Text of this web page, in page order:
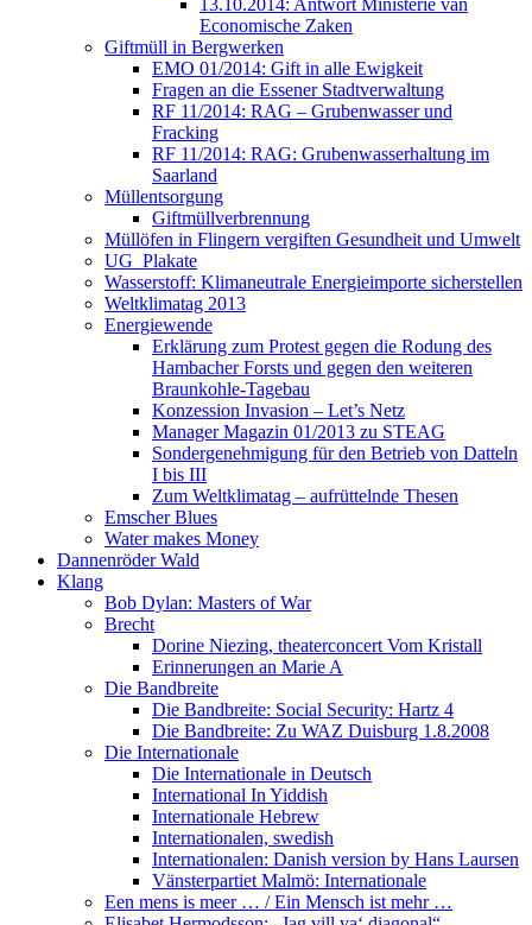
13.10.2014: Antwort Ministerie van
Economische Zaken
Giftmüll in Bergwerken
EMO 01/2014: Gift in alle Ewigkeit
Fragen an die Essener Stadtverwaltung
RF 11/2014: RAG – Grubenwasser und
Fracking
RF 11/2014: RAG: Grubenwasserhaltung im
Saarland
Müllentsorgung
Giftmüllverbrennung
Müllöfen in Flingern vergiften Gesundheit und Umwelt
UG_Plakate
Wasserstoff: Klimaneutrale Energieimporte sicherstellen
Weltklimatag 2013
Energiewende
Erklärung zum Protest gegen die Rodung des
Hambacher Forsts und gegen den weiteren
Braunkohle-Tagebau
Konzession Invasion – Let’s Netz
Manager Magazin 01/2013 zu STEAG
Sondergenehmigung für den Betrieb von Datteln
I bis III
Zum Weltklimatag – aufrüttelnde Thesen
Emscher Blues
Water makes Money
Dannenröder Wald
Klang
Bob Dylan: Masters of War
Brecht
Dorine Niezing, theaterconcert Vom Kristall
Erinnerungen an Marie A
Die Bandbreite
Die Bandbreite: Social Security: Hartz 4
Die Bandbreite: Zu WAZ Duisburg 1.8.2008
Die Internationale
Die Internationale in Deutsch
International In Yiddish
Internationale Hebrew
Internationalen, swedish
Internationalen: Danish version by Hans Laursen
Vänsterpartiet Malmö: Internationale
Een mens is meer … / Ein Mensch ist mehr …